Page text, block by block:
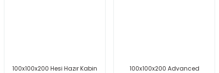
100x100x200 Hesi Hazır Kabin
100x100x200 Advanced